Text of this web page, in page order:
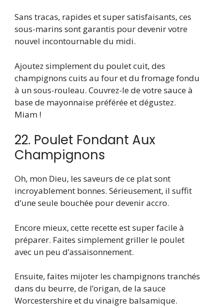
Sans tracas, rapides et super satisfaisants, ces
sous-marins sont garantis pour devenir votre
nouvel incontournable du midi.
Ajoutez simplement du poulet cuit, des
champignons cuits au four et du fromage fondu
à un sous-rouleau. Couvrez-le de votre sauce à
base de mayonnaise préférée et dégustez.
Miam !
22. Poulet Fondant Aux
Champignons
Oh, mon Dieu, les saveurs de ce plat sont
incroyablement bonnes. Sérieusement, il suffit
d’une seule bouchée pour devenir accro.
Encore mieux, cette recette est super facile à
préparer. Faites simplement griller le poulet
avec un peu d’assaisonnement.
Ensuite, faites mijoter les champignons tranchés
dans du beurre, de l’origan, de la sauce
Worcestershire et du vinaigre balsamique.